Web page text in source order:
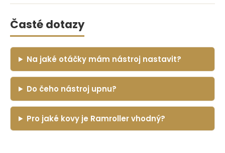
Časté dotazy
Na jaké otáčky mám nástroj nastavit?
Do čeho nástroj upnu?
Pro jaké kovy je Ramroller vhodný?